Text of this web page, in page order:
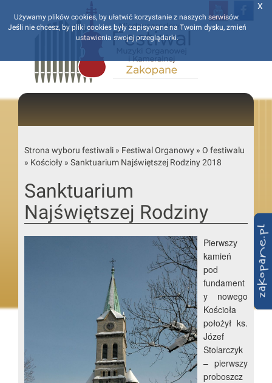
Strona wyboru festiwali » Festiwal Organowy » O festiwalu
» Kościoły » Sanktuarium Najświętszej Rodziny 2018
Sanktuarium
Najświętszej Rodziny
Pierwszy
kamień
pod
fundament
y nowego
Kościoła
położył ks.
Józef
Stolarczyk
– pierwszy
proboszcz
Używamy plików cookies, by ułatwić korzystanie z naszych serwisów.
Jeśli nie chcesz, by pliki cookies były zapisywane na Twoim dysku, zmień
ustawienia swojej przeglądarki.
X